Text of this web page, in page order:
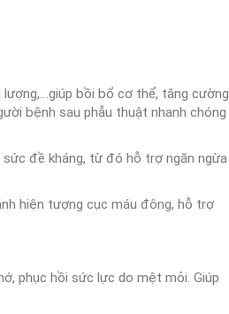
lượng,…giúp bồi bổ cơ thể, tăng cường
bệnh sau phẫu thuật nhanh chóng
đề kháng, từ đó hỗ trợ ngăn ngừa
hiện tượng cục máu đông, hỗ trợ
phục hồi sức lực do mệt mỏi. Giúp